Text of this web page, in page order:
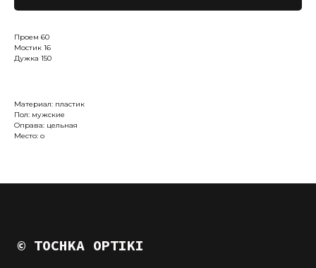
Проем 60
Мостик 16
Дужка 150
Материал: пластик
Пол: мужские
Оправа: цельная
Место: о
© TOCHKA OPTIKI